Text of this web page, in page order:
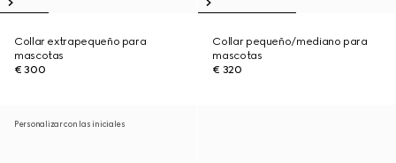
Collar extrapequeño para
mascotas
€ 300
Collar pequeño/mediano para
mascotas
€ 320
Personalizar con las iniciales